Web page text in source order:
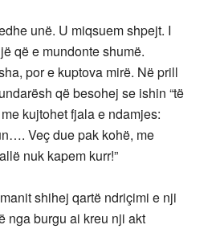
unë. U miqsuem shpejt. I
që e mundonte shumë.
por e kuptova mirë. Në prill
që besohej se ishin “të
kujtohet fjala e ndamjes:
Veç due pak kohë, me
nuk kapem kurr!”
shihej qartë ndriçimi e nji
nga burgu ai kreu nji akt